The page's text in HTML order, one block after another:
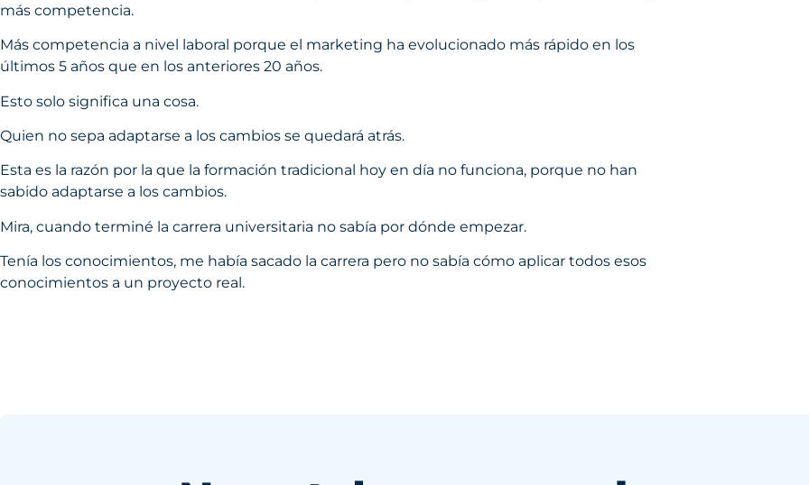
más competencia.
Más competencia a nivel laboral porque el marketing ha evolucionado más rápido en los
últimos 5 años que en los anteriores 20 años.
Esto solo significa una cosa.
Quien no sepa adaptarse a los cambios se quedará atrás.
Esta es la razón por la que la formación tradicional hoy en día no funciona, porque no han
sabido adaptarse a los cambios.
Mira, cuando terminé la carrera universitaria no sabía por dónde empezar.
Tenía los conocimientos, me había sacado la carrera pero no sabía cómo aplicar todos esos
conocimientos a un proyecto real.